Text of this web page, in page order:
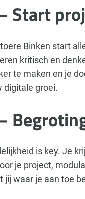
Start
Binken start
kritisch en
te maken en je
digitale groei.
is key. Je
je project,
jij waar je aan toe